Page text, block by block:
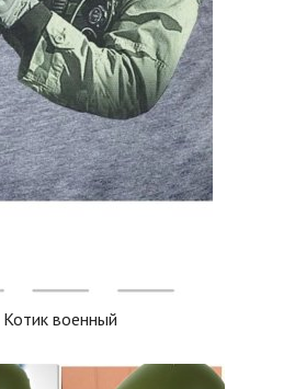
Котик военный